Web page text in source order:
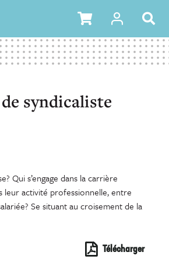
syndicaliste
Qui s’engage dans la carrière
leur activité professionnelle, entre
Se situant au croisement de la
Télécharger